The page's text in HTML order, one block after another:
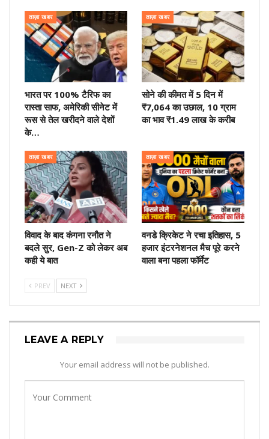
ताज़ा खबर
भारत पर 100% टैरिफ का
रास्ता साफ, अमेरिकी सीनेट में
रूस से तेल खरीदने वाले देशों
के…
ताज़ा खबर
सोने की कीमत में 5 दिन में
₹7,064 का उछाल, 10 ग्राम
का भाव ₹1.49 लाख के करीब
ताज़ा खबर
विवाद के बाद कंगना रनौत ने
बदले सुर, Gen-Z को लेकर अब
कही ये बात
ताज़ा खबर
वनडे क्रिकेट ने रचा इतिहास, 5
हजार इंटरनेशनल मैच पूरे करने
वाला बना पहला फॉर्मेट
PREV NEXT
LEAVE A REPLY
Your email address will not be published.